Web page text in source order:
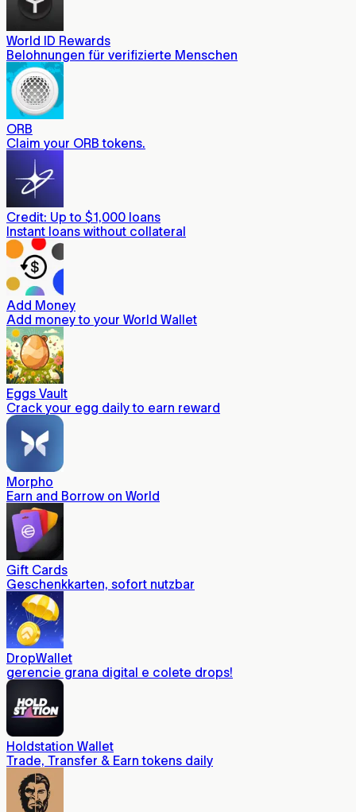
World ID Rewards
Belohnungen für verifizierte Menschen
ORB
Claim your ORB tokens.
Credit: Up to $1,000 loans
Instant loans without collateral
Add Money
Add money to your World Wallet
Eggs Vault
Crack your egg daily to earn reward
Morpho
Earn and Borrow on World
Gift Cards
Geschenkkarten, sofort nutzbar
DropWallet
gerencie grana digital e colete drops!
Holdstation Wallet
Trade, Transfer & Earn tokens daily